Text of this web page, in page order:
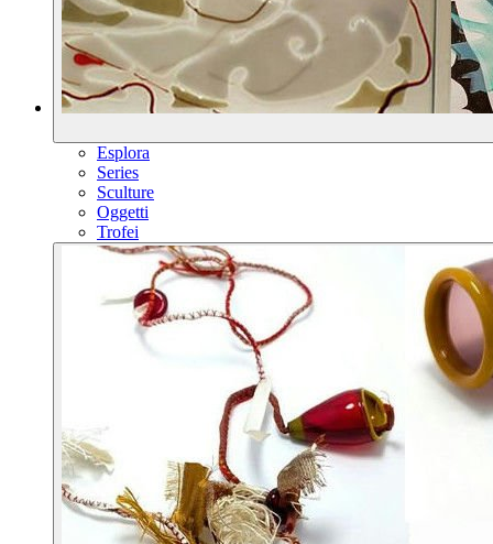
Esplora
Series
Sculture
Oggetti
Trofei